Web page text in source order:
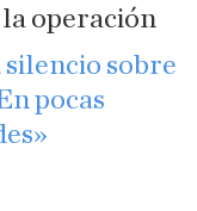
la operación
silencio sobre
pocas